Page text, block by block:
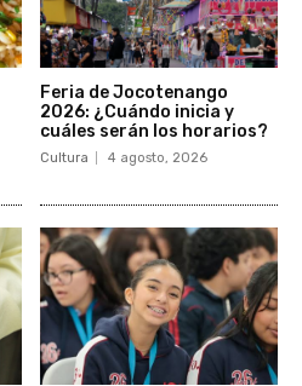
Feria de Jocotenango
2026: ¿Cuándo inicia y
cuáles serán los horarios?
Cultura 4 agosto, 2026